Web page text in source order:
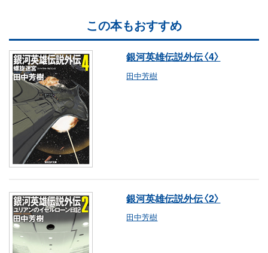
この本もおすすめ
銀河英雄伝説外伝〈4〉
田中芳樹
銀河英雄伝説外伝〈2〉
田中芳樹